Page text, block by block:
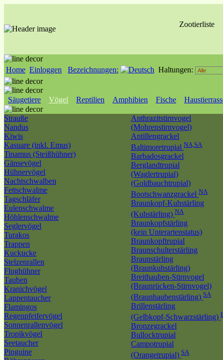
Zootierliste
Home Einloggen Bezeichnungen: Haltungen:
Säugetiere Vögel Reptilien Amphibien Fische
Strauße
Nandus
Kiwis
Kasuare (inkl. Emus)
Tinamus (Steißhühner)
Gänsevögel
Hühnervögel
Nachtschwalben
Fettschwalme
Tagschläfer
Eulenschwalme
Höhlenschwalme
Seglervögel
Turakos
Trappen
Kuckucke
Stelzenrallen
Flughühner
Tauben
Kranichvögel
Lappentaucher
Flamingos
Regenpfeifervögel
Sonnenrallenvögel
Tropikvögel
Seetaucher
Pinguine
Anthrazitstirnvogel
(Mohrenstirnvogel)
Antillengrackel
Baltimoretrupial NA,SA
Barbadosgrackel
Berglandtrupial
(Waglertrupial)
(Goldbauchtrupial)
Bootschwanzgrackel NA
Braunkopf-Kuhstärling
(Kuhstärling) NA
Braunkopfstärling
(kein Unterartenstatus)
Braunkopftrupial
Braunschulterstärling
Braunstärling
(Braunkuhstärling)
Breithauben-Stirnvogel
(Braunrücken-Stirnvogel)
(Braunhaubenstärling) SA
Brillenstärling
(Gelbkopf-Schwarzstärling)
Bronzegrackel
Bullocktrupial
Campotrupial
(Orangetrupial) SA